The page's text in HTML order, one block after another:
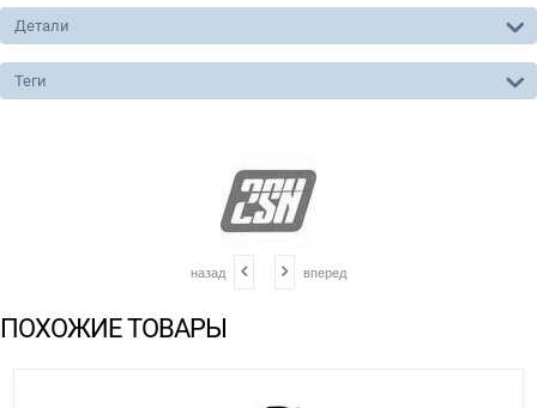
Детали
Теги
назад вперед
ПОХОЖИЕ ТОВАРЫ